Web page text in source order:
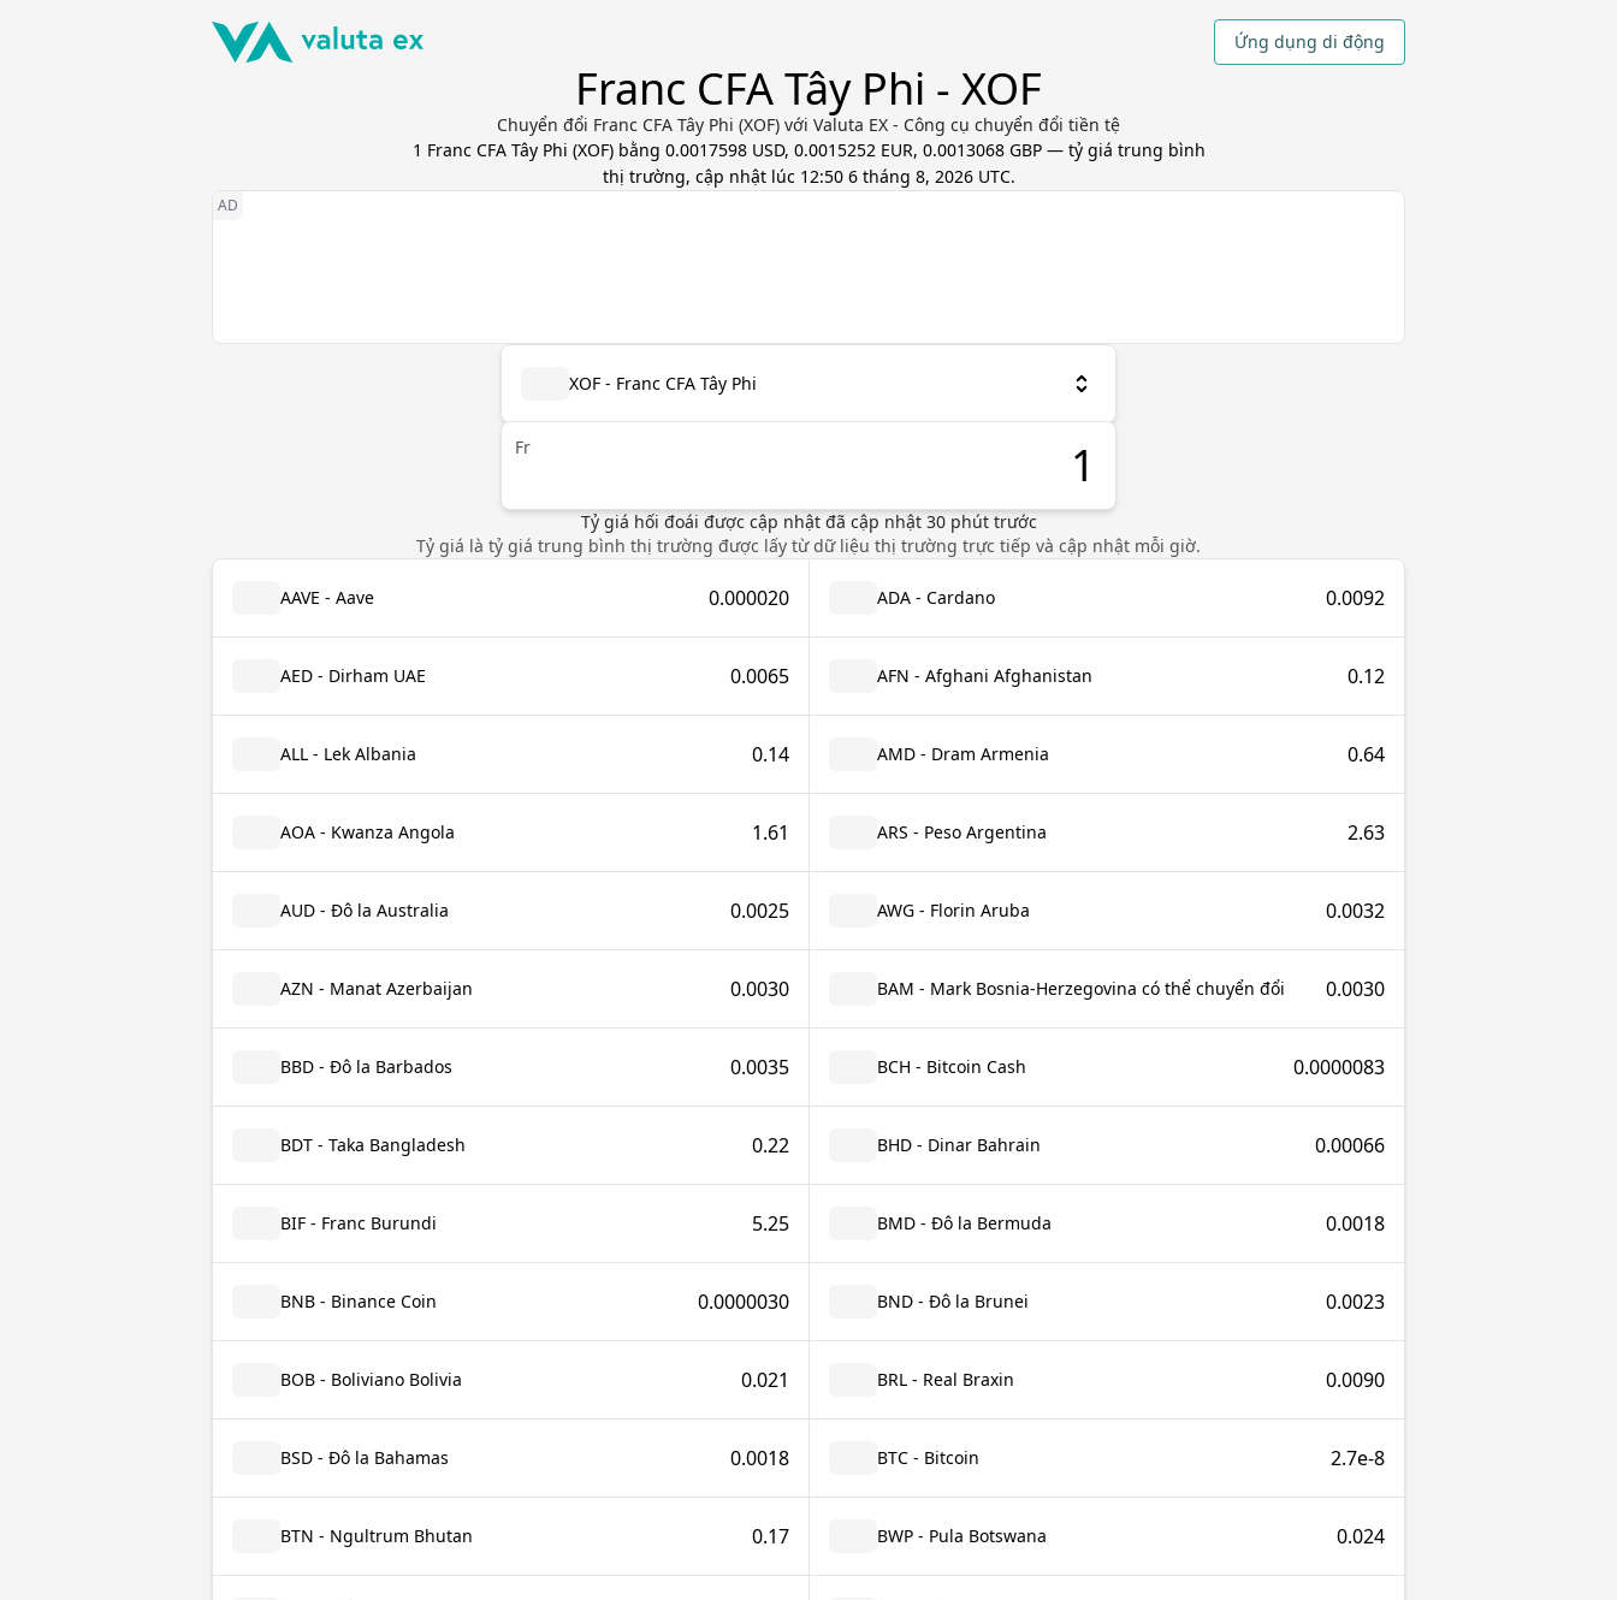
Ứng dụng di động
Franc CFA Tây Phi - XOF
Chuyển đổi Franc CFA Tây Phi (XOF) với Valuta EX - Công cụ chuyển đổi tiền tệ
1 Franc CFA Tây Phi (XOF) bằng 0.0017598 USD, 0.0015252 EUR, 0.0013068 GBP— tỷ giá trung bình
thị trường, cập nhật lúc 12:50 6 tháng 8, 2026 UTC.
XOF - Franc CFA Tây Phi
Fr
Tỷ giá hối đoái được cập nhật đã cập nhật 30phút trước
Tỷ giá là tỷ giá trung bình thị trường được lấy từ dữ liệu thị trường trực tiếp và cập nhật mỗi giờ.
AAVE - Aave 0.000020 ADA - Cardano 0.0092
AED - Dirham UAE 0.0065 AFN - Afghani Afghanistan 0.12
ALL - Lek Albania 0.14 AMD - Dram Armenia 0.64
AOA - Kwanza Angola 1.61 ARS - Peso Argentina 2.63
AUD - Đô la Australia 0.0025 AWG - Florin Aruba 0.0032
AZN - Manat Azerbaijan 0.0030 BAM - Mark Bosnia-Herzegovina có thể chuyển đổi 0.0030
BBD - Đô la Barbados 0.0035 BCH - Bitcoin Cash 0.0000083
BDT - Taka Bangladesh 0.22 BHD - Dinar Bahrain 0.00066
BIF - Franc Burundi 5.25 BMD - Đô la Bermuda 0.0018
BNB - Binance Coin 0.0000030 BND - Đô la Brunei 0.0023
BOB - Boliviano Bolivia 0.021 BRL - Real Braxin 0.0090
BSD - Đô la Bahamas 0.0018 BTC - Bitcoin 2.7e-8
BTN - Ngultrum Bhutan 0.17 BWP - Pula Botswana 0.024